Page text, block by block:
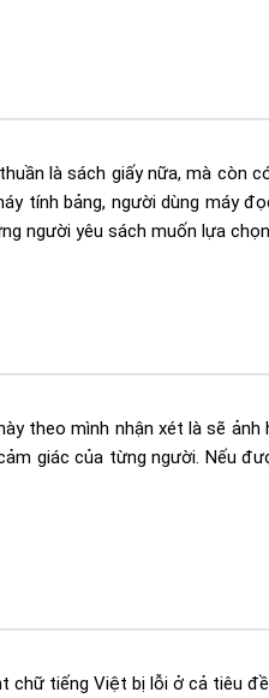
là sách giấy nữa, mà còn
tính bảng, người dùng máy
người yêu sách muốn lựa
theo mình nhận xét là sẽ ảnh
giác của từng người. Nếu
chữ tiếng Việt bị lỗi ở cả tiêu